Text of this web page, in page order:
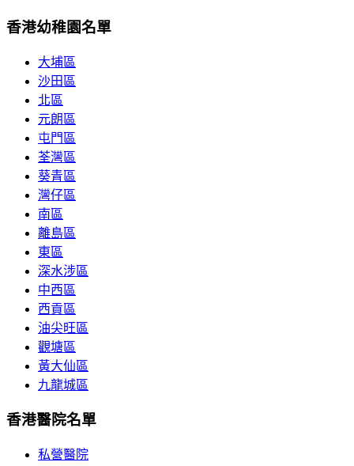
香港幼稚園名單
大埔區
沙田區
北區
元朗區
屯門區
荃灣區
葵青區
灣仔區
南區
離島區
東區
深水涉區
中西區
西貢區
油尖旺區
觀塘區
黃大仙區
九龍城區
香港醫院名單
私營醫院